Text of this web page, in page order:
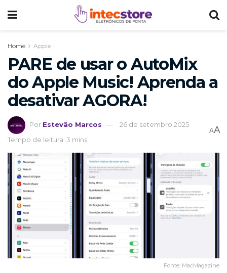
Home Apple
PARE de usar o AutoMix
do Apple Music! Aprenda a
desativar AGORA!
Por Estevão Marcos
26 de setembro 2025
Tempo de leitura: 3 mins
AA
Fonte: MacMagazine